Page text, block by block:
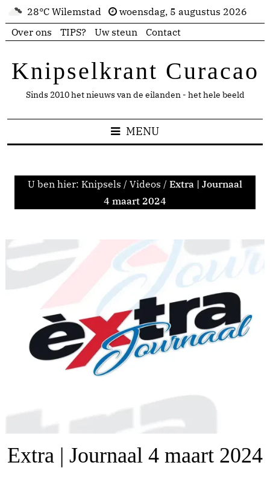
28°C Wilemstad
woensdag, 5 augustus 2026
Over ons
TIPS? Uw steun Contact
Knipselkrant Curacao
Sinds 2010 het nieuws van de eilanden - het hele beeld
MENU
U ben hier: Knipsels / Videos / Extra | Journaal
4 maart 2024
Extra | Journaal 4 maart 2024